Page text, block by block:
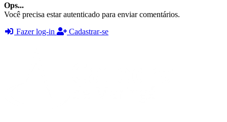
Ops...
Você precisa estar autenticado para enviar comentários.
Fazer log-in
Cadastrar-se